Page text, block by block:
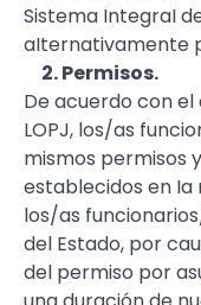
Sistema IntegraI
aIternativamente
2. Permisos.
De acuerdo con
LOPJ, los/as
mismos permisos
establecidos en
los/as
del Estado, por
del permiso por